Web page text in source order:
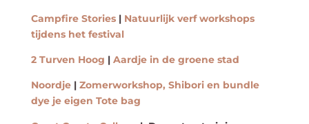
Campfire Stories| Natuurlijk verf workshops
tijdens het festival
2 Turven Hoog | Aardje in de groene stad
Noordje| Zomerworkshop, Shibori en bundle
dye je eigen Tote bag